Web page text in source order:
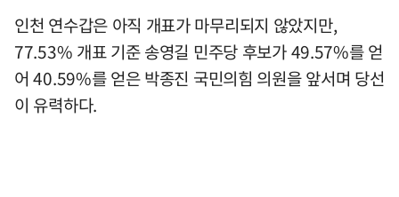
인천 연수갑은 아직 개표가 마무리되지 않았지만,
77.53% 개표 기준 송영길 민주당 후보가 49.57%를 얻
어 40.59%를 얻은 박종진 국민의힘 의원을 앞서며 당선
이 유력하다.